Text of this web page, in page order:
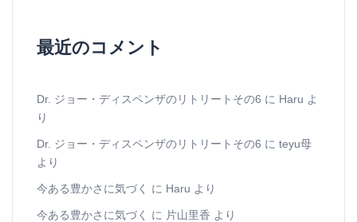
最近のコメント
Dr. ジョー・ディスペンザのリトリートその6 に Haru よ
り
Dr. ジョー・ディスペンザのリトリートその6 に teyu母
より
今ある豊かさに気づく に Haru より
今ある豊かさに気づく に 片山里香 より